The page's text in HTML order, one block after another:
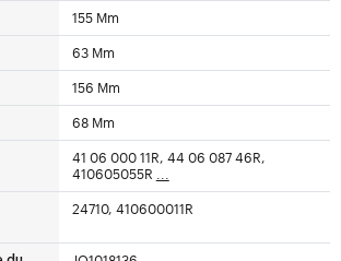
155 Mm
63 Mm
156 Mm
68 Mm
41 06 000 11R, 44 06 087 46R,
410605055R
24710, 410600011R